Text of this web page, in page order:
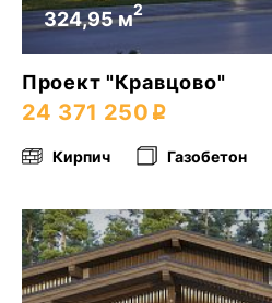
324,95 м2
Проект "Кравцово"
24 371 250
Кирпич Газобетон